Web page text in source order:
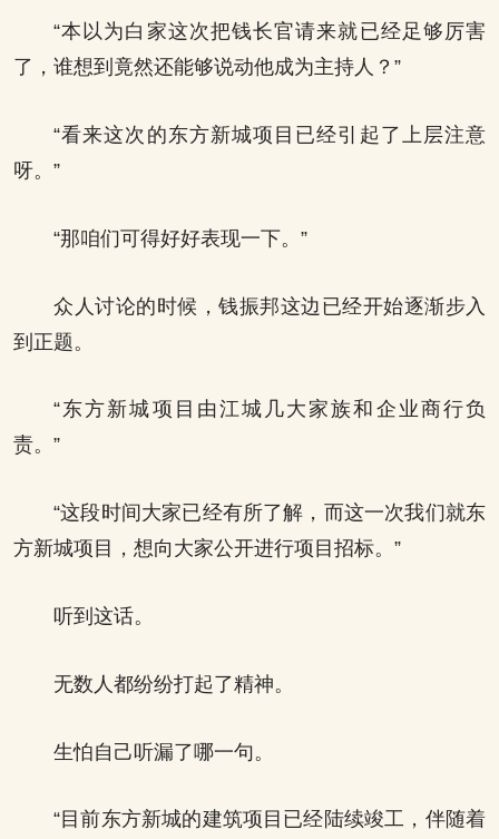
“本以为白家这次把钱长官请来就已经足够厉害
了，谁想到竟然还能够说动他成为主持人？”
“看来这次的东方新城项目已经引起了上层注意
呀。”
“那咱们可得好好表现一下。”
众人讨论的时候，钱振邦这边已经开始逐渐步入
到正题。
“东方新城项目由江城几大家族和企业商行负
责。”
“这段时间大家已经有所了解，而这一次我们就东
方新城项目，想向大家公开进行项目招标。”
听到这话。
无数人都纷纷打起了精神。
生怕自己听漏了哪一句。
“目前东方新城的建筑项目已经陆续竣工，伴随着